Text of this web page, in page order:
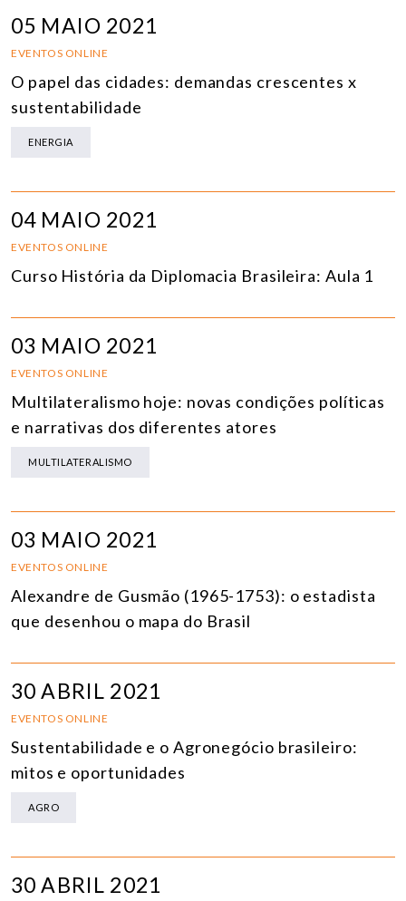
05 MAIO 2021
EVENTOS ONLINE
O papel das cidades: demandas crescentes x
sustentabilidade
ENERGIA
04 MAIO 2021
EVENTOS ONLINE
Curso História da Diplomacia Brasileira: Aula 1
03 MAIO 2021
EVENTOS ONLINE
Multilateralismo hoje: novas condições políticas
e narrativas dos diferentes atores
MULTILATERALISMO
03 MAIO 2021
EVENTOS ONLINE
Alexandre de Gusmão (1965-1753): o estadista
que desenhou o mapa do Brasil
30 ABRIL 2021
EVENTOS ONLINE
Sustentabilidade e o Agronegócio brasileiro:
mitos e oportunidades
AGRO
30 ABRIL 2021